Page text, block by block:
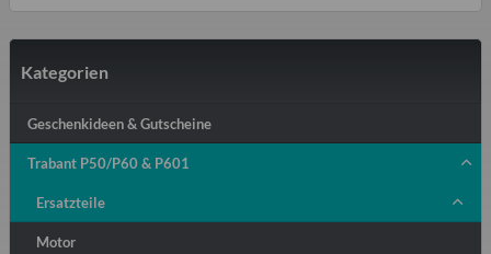
Kategorien
Geschenkideen & Gutscheine
Trabant P50/P60 & P601
Ersatzteile
Motor